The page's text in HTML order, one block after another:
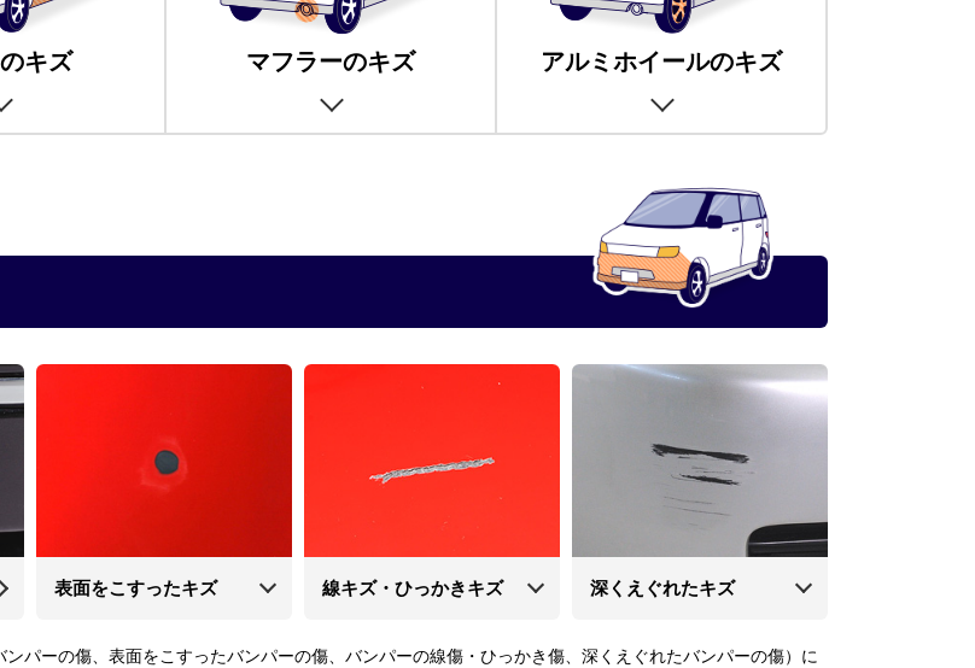
キズ マフラーのキズ アルミホイールのキズ
表面をこすったキズ 線キズ・ひっかきキズ 深くえぐれたキズ
パーの傷、表面をこすったバンパーの傷、バンパーの線傷・ひっかき傷、深くえぐれたバンパーの傷）に